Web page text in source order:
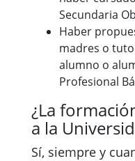
Secundaria
Haber
madres o
alumno o
Profesional
¿La
a la
Sí, siempre y